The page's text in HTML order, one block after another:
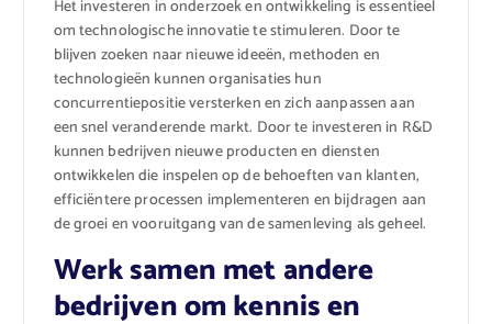
Het investeren in onderzoek en ontwikkeling is essentieel
om technologische innovatie te stimuleren. Door te
blijven zoeken naar nieuwe ideeën, methoden en
technologieën kunnen organisaties hun
concurrentiepositie versterken en zich aanpassen aan
een snel veranderende markt. Door te investeren in R&D
kunnen bedrijven nieuwe producten en diensten
ontwikkelen die inspelen op de behoeften van klanten,
efficiëntere processen implementeren en bijdragen aan
de groei en vooruitgang van de samenleving als geheel.
Werk samen met andere
bedrijven om kennis en